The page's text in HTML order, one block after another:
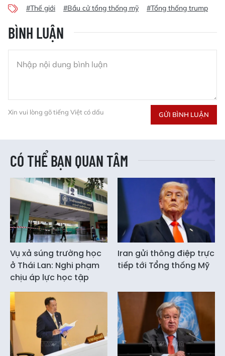
#Thế giới #Bầu cử tổng thống mỹ #Tổng thống trump
BÌNH LUẬN
Xin vui lòng gõ tiếng Việt có dấu GỬI BÌNH LUẬN
CÓ THỂ BẠN QUAN TÂM
Vụ xả súng trường học
ở Thái Lan: Nghi phạm
chịu áp lực học tập
Iran gửi thông điệp trực
tiếp tới Tổng thống Mỹ